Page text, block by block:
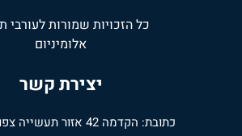
כל הזכויות שמורות לעורבי
אלומיניום
יצירת קשר
כתובת: הקדמה 42 אזור תעשייה צפונית אשדוד